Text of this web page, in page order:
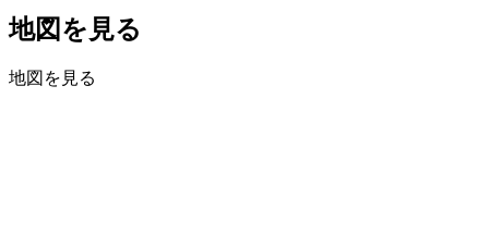
地図を見る
地図を見る